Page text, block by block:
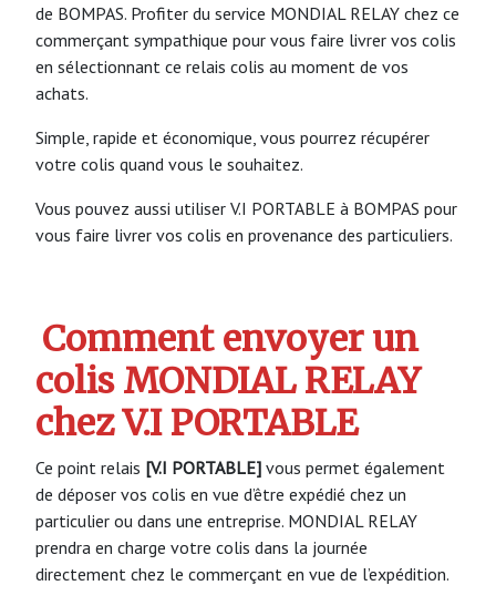
de BOMPAS. Profiter du service MONDIAL RELAY chez ce
commerçant sympathique pour vous faire livrer vos colis
en sélectionnant ce relais colis au moment de vos
achats.
Simple, rapide et économique, vous pourrez récupérer
votre colis quand vous le souhaitez.
Vous pouvez aussi utiliser V.I PORTABLE à BOMPAS pour
vous faire livrer vos colis en provenance des particuliers.
Comment envoyer un
colis MONDIAL RELAY
chez V.I PORTABLE
Ce point relais [V.I PORTABLE] vous permet également
de déposer vos colis en vue d’être expédié chez un
particulier ou dans une entreprise. MONDIAL RELAY
prendra en charge votre colis dans la journée
directement chez le commerçant en vue de l’expédition.